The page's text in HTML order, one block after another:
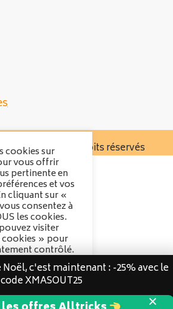
Trek - Tous droits réservés
cookies sur
vous offrir
pertinente en
et vos
cliquant sur «
consentez à
les cookies.
visiter
cookies » pour
contrôlé.
c'est maintenant : -25% avec le
code XMASOUT25
×